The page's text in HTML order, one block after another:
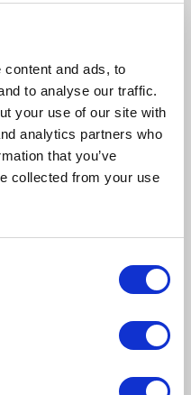
and ads, to
to analyse our traffic.
your use of our site with
analytics partners who
that you’ve
collected from your use
et Santé